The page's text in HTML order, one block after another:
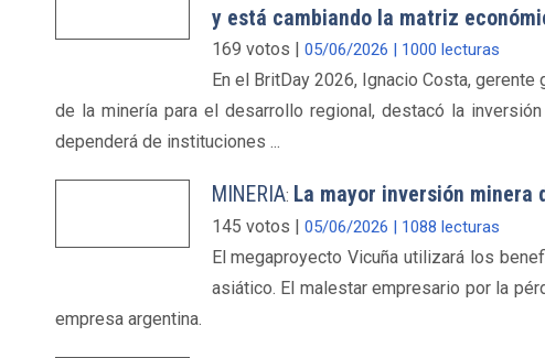
y está cambiando la matriz
169 votos | 05/06/2026 | 1000 lecturas
En el BritDay 2026, Ignacio Costa,
de la minería para el desarrollo regional, destacó la
dependerá de instituciones ...
MINERIA: La mayor inversión
145 votos | 05/06/2026 | 1088 lecturas
El megaproyecto Vicuña utilizará los
asiático. El malestar empresario por la
empresa argentina.